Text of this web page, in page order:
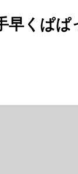
早くぱぱ